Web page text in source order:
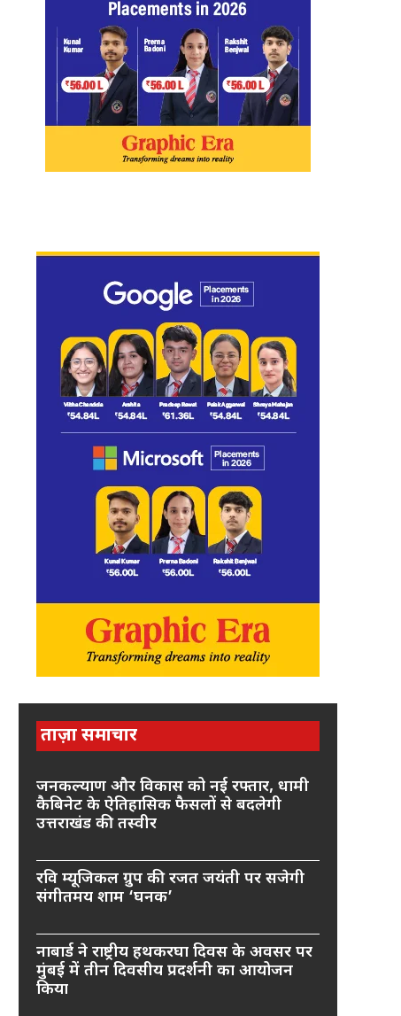
ताज़ा समाचार
जनकल्याण और विकास को नई रफ्तार, धामी
कैबिनेट के ऐतिहासिक फैसलों से बदलेगी
उत्तराखंड की तस्वीर
रवि म्यूजिकल ग्रुप की रजत जयंती पर सजेगी
संगीतमय शाम ‘घनक’
नाबार्ड ने राष्ट्रीय हथकरघा दिवस के अवसर पर
मुंबई में तीन दिवसीय प्रदर्शनी का आयोजन
किया